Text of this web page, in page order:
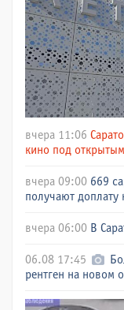
вчера 11:06
кино под
вчера 09:00 669
получают доплату
вчера 06:00 В
06.08 17:45
рентген на новом